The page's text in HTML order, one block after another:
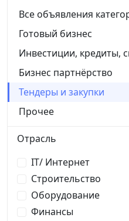
Все объявления
Готовый бизнес
Инвестиции, кредиты,
Бизнес партнёрство
Тендеры и закупки
Прочее
Отрасль
IT/ Интернет
Строительство
Оборудование
Финансы